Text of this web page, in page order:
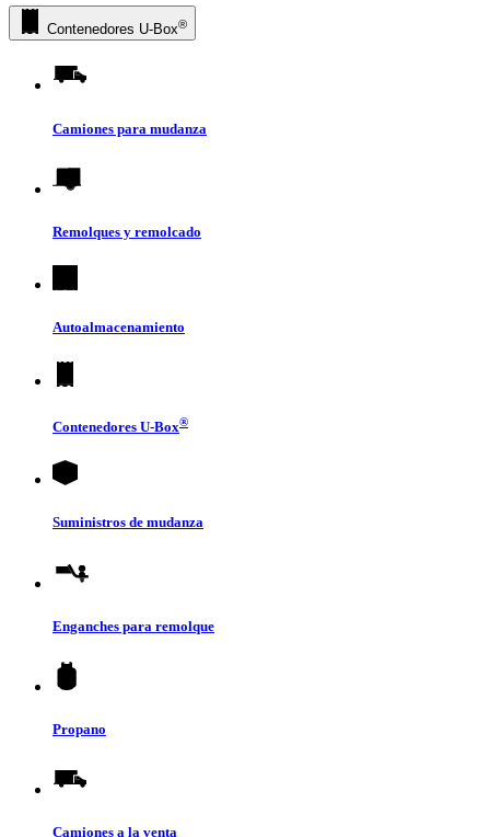
Contenedores U-Box®
Camiones para mudanza
Remolques y remolcado
Autoalmacenamiento
Contenedores U-Box®
Suministros de mudanza
Enganches para remolque
Propano
Camiones a la venta